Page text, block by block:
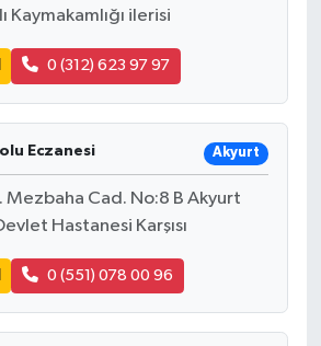
Kaymakamlığı ilerisi
0 (312) 623 97 97
Eczanesi Akyurt
Mezbaha Cad. No:8 B Akyurt
Hastanesi Karşısı
0 (551) 078 00 96